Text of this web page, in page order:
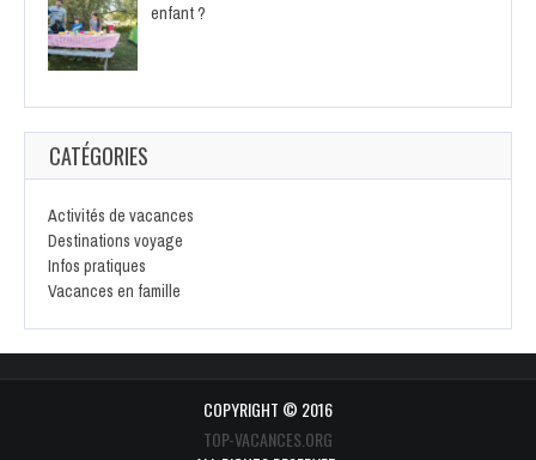
enfant ?
CATÉGORIES
Activités de vacances
Destinations voyage
Infos pratiques
Vacances en famille
COPYRIGHT © 2016
TOP-VACANCES.ORG